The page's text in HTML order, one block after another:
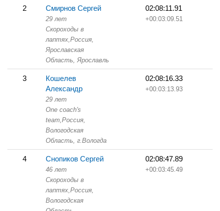
2 Смирнов Сергей
29 лет
Скороходы в
лаптях,Россия,
Ярославская
Область, Ярославль
02:08:11.91
+00:03:09.51
3
Кошелев
Александр
29 лет
One coach's
team,Россия,
Вологодская
Область, г.Вологда
02:08:16.33
+00:03:13.93
4 Снопиков Сергей
46 лет
Скороходы в
лаптях,Россия,
Вологодская
02:08:47.89
+00:03:45.49